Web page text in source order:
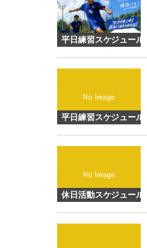
平日練習スケジュール
平日練習スケジュール
休日活動スケジュール